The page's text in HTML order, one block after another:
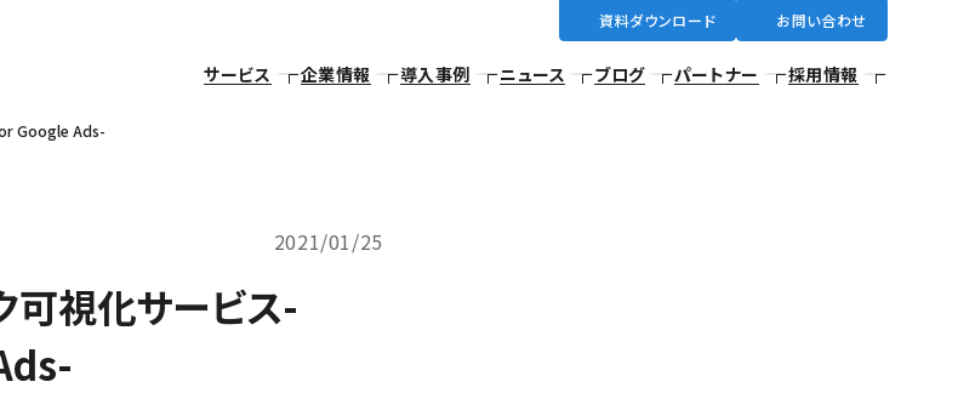
サービス 企業情報 導入事例 ニュース ブログ パートナー 採用情報
資料ダウンロード お問い合わせ
for Google Ads-
2021/01/25
可視化サービス-